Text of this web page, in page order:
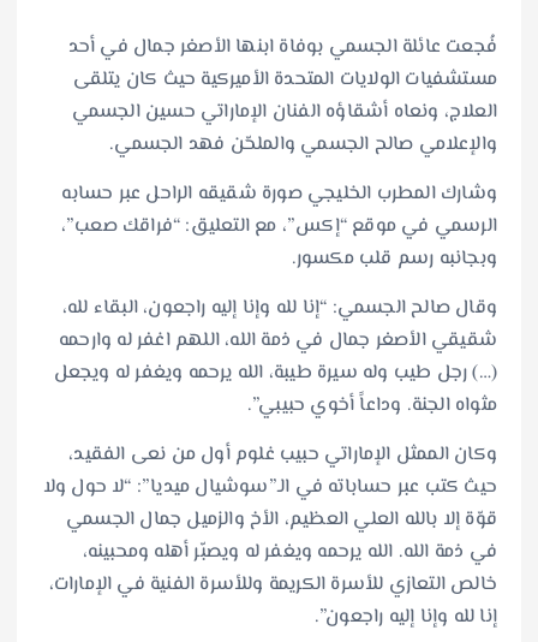
فُجعت عائلة الجسمي بوفاة ابنها الأصغر جمال في أحد
مستشفيات الولايات المتحدة الأميركية حيث كان يتلقى
العلاج، ونعاه أشقاؤه الفنان الإماراتي حسين الجسمي
والإعلامي صالح الجسمي والملحّن فهد الجسمي.
وشارك المطرب الخليجي صورة شقيقه الراحل عبر حسابه
الرسمي في موقع “إكس”، مع التعليق: “فراقك صعب”،
وبجانبه رسم قلب مكسور.
وقال صالح الجسمي: “إنا لله وإنا إليه راجعون، البقاء لله،
شقيقي الأصغر جمال في ذمة الله، اللهم اغفر له وارحمه
(…) رجل طيب وله سيرة طيبة، الله يرحمه ويغفر له ويجعل
مثواه الجنة. وداعاً أخوي حبيبي”.
وكان الممثل الإماراتي حبيب غلوم أول من نعى الفقيد،
حيث كتب عبر حساباته في الـ”سوشيال ميديا”: “لا حول ولا
قوّة إلا بالله العلي العظيم، الأخ والزميل جمال الجسمي
في ذمة الله. الله يرحمه ويغفر له ويصبّر أهله ومحبينه،
خالص التعازي للأسرة الكريمة وللأسرة الفنية في الإمارات،
إنا لله وإنا إليه راجعون”.